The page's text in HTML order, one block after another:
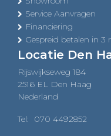
Service Aanvragen
Financiering
Gespreid betalen in 3
Locatie Den
Rijswijkseweg 184
2516 EL Den Haag
Nederland
Tel: 070 4492852